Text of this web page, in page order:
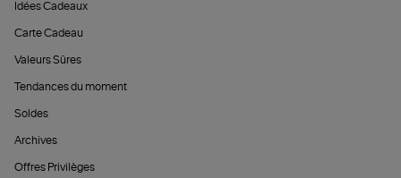
Idées Cadeaux
Carte Cadeau
Valeurs Sûres
Tendances du moment
Soldes
Archives
Offres Privilèges